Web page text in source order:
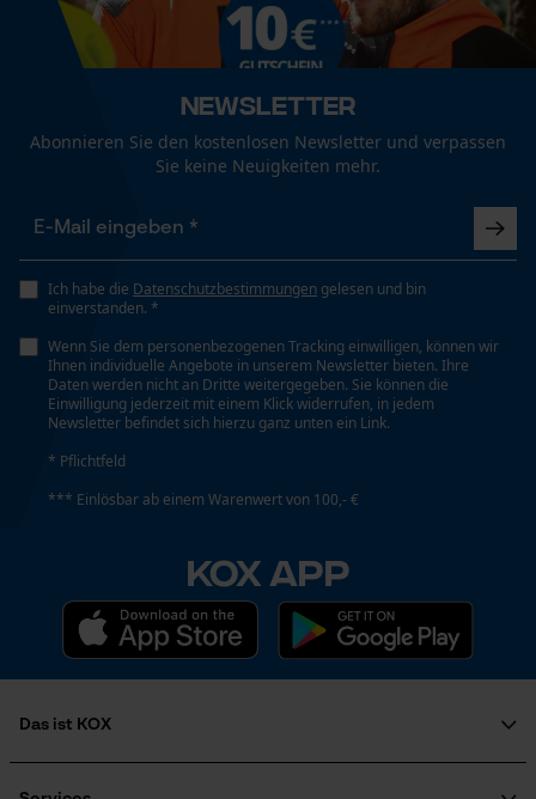
Newsletter
Abonnieren Sie den kostenlosen Newsletter und verpassen
Sie keine Neuigkeiten mehr.
Ich habe die Datenschutzbestimmungen gelesen und bin
einverstanden. *
Wenn Sie dem personenbezogenen Tracking einwilligen, können wir
Ihnen individuelle Angebote in unserem Newsletter bieten. Ihre
Daten werden nicht an Dritte weitergegeben. Sie können die
Einwilligung jederzeit mit einem Klick widerrufen, in jedem
Newsletter befindet sich hierzu ganz unten ein Link.
* Pflichtfeld
*** Einlösbar ab einem Warenwert von 100,- €
KOX APP
Das ist KOX